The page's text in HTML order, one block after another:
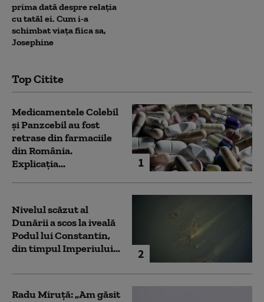
prima dată despre relația
cu tatăl ei. Cum i-a
schimbat viața fiica sa,
Josephine
Top Citite
1
Medicamentele Colebil
și Panzcebil au fost
retrase din farmaciile
din România.
Explicația...
2
Nivelul scăzut al
Dunării a scos la iveală
Podul lui Constantin,
din timpul Imperiului...
Radu Miruță: „Am găsit